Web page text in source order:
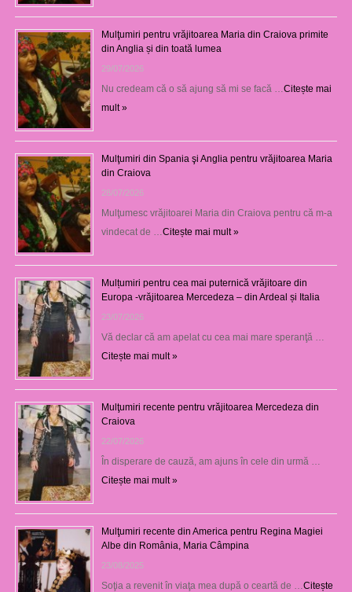
Mulţumiri pentru vrăjitoarea Maria din Craiova primite
din Anglia și din toată lumea
29/07/2026
Nu credeam că o să ajung să mi se facă … Citește mai
mult »
Mulţumiri din Spania şi Anglia pentru vrăjitoarea Maria
din Craiova
28/07/2026
Mulţumesc vrăjitoarei Maria din Craiova pentru că m-a
vindecat de … Citește mai mult »
Mulțumiri pentru cea mai puternică vrăjitoare din
Europa -vrăjitoarea Mercedeza – din Ardeal și Italia
23/07/2026
Vă declar că am apelat cu cea mai mare speranţă …
Citește mai mult »
Mulţumiri recente pentru vrăjitoarea Mercedeza din
Craiova
22/07/2026
În disperare de cauză, am ajuns în cele din urmă …
Citește mai mult »
Mulţumiri recente din America pentru Regina Magiei
Albe din România, Maria Câmpina
23/08/2025
Soţia a revenit în viaţa mea după o ceartă de … Citește